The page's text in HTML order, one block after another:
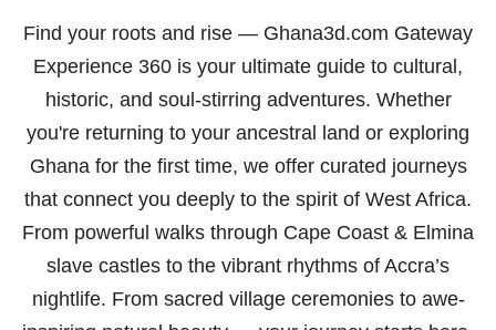
Find your roots and rise — Ghana3d.com Gateway
Experience 360 is your ultimate guide to cultural,
historic, and soul-stirring adventures. Whether
you're returning to your ancestral land or exploring
Ghana for the first time, we offer curated journeys
that connect you deeply to the spirit of West Africa.
From powerful walks through Cape Coast & Elmina
slave castles to the vibrant rhythms of Accra’s
nightlife. From sacred village ceremonies to awe-